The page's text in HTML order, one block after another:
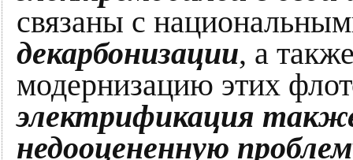
связаны с
декарбонизации, а
модернизацию этих
электрификация
недооцененную